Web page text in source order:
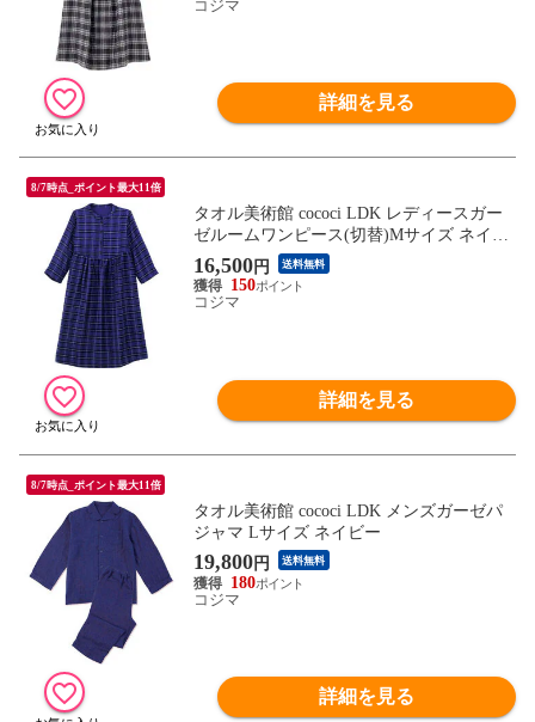
コジマ
詳細を見る
8/7時点_ポイント最大11倍
タオル美術館 cococi LDK レディースガー
ゼルームワンピース(切替)Mサイズ ネイビ
ー
16,500円 送料無料
150
コジマ
詳細を見る
8/7時点_ポイント最大11倍
タオル美術館 cococi LDK メンズガーゼパ
ジャマ Lサイズ ネイビー
19,800円 送料無料
180
コジマ
詳細を見る